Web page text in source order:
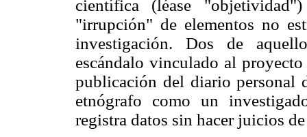
científica (léase
"irrupción" de elementos no
investigación. Dos de
escándalo vinculado al
publicación del diario personal
etnógrafo como un
registra datos sin hacer juicios